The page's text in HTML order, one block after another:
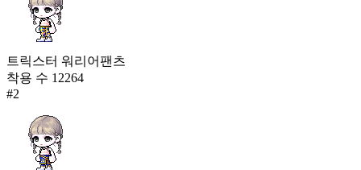
트릭스터 워리어팬츠
착용 수 12264
#2